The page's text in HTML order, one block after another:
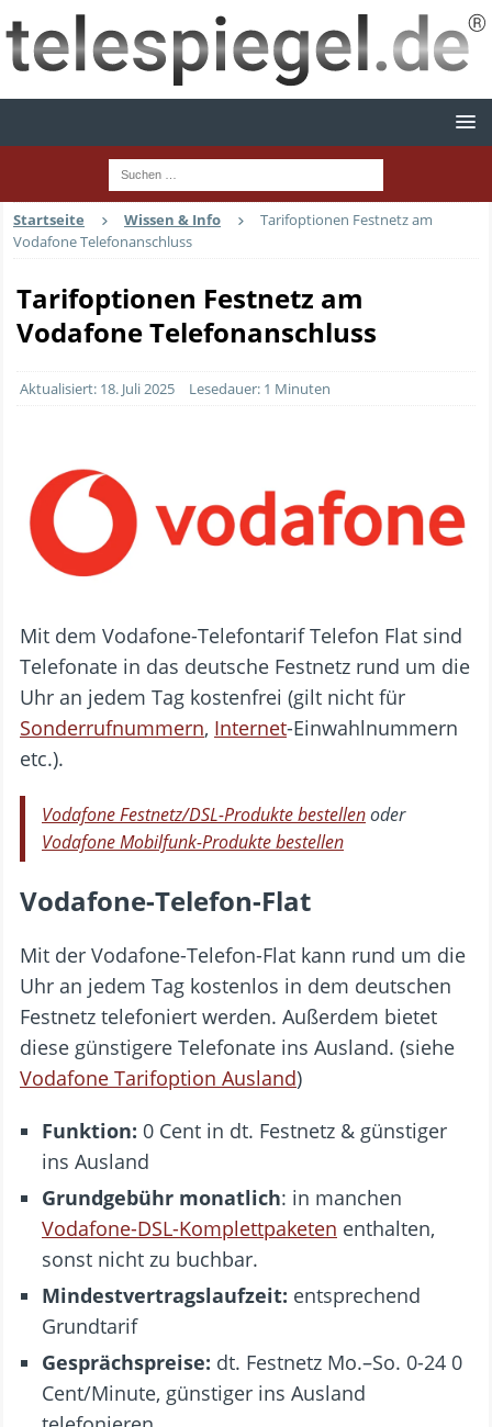
Startseite Wissen & Info
Tarifoptionen Festnetz am
Vodafone Telefonanschluss
Tarifoptionen Festnetz am
Vodafone Telefonanschluss
Aktualisiert: 18. Juli 2025 Lesedauer: 1 Minuten
Mit dem Vodafone-Telefontarif Telefon Flat sind
Telefonate in das deutsche Festnetz rund um die
Uhr an jedem Tag kostenfrei (gilt nicht für
Sonderrufnummern, Internet-Einwahlnummern
etc.).
Vodafone Festnetz/DSL-Produkte bestellenoder
Vodafone Mobilfunk-Produkte bestellen
Vodafone-Telefon-Flat
Mit der Vodafone-Telefon-Flat kann rund um die
Uhr an jedem Tag kostenlos in dem deutschen
Festnetz telefoniert werden. Außerdem bietet
diese günstigere Telefonate ins Ausland. (siehe
Vodafone Tarifoption Ausland)
Funktion: 0 Cent in dt. Festnetz & günstiger
ins Ausland
Grundgebühr monatlich: in manchen
Vodafone-DSL-Komplettpaketen enthalten,
sonst nicht zu buchbar.
Mindestvertragslaufzeit: entsprechend
Grundtarif
Gesprächspreise: dt. Festnetz Mo.–So. 0-24 0
Cent/Minute, günstiger ins Ausland